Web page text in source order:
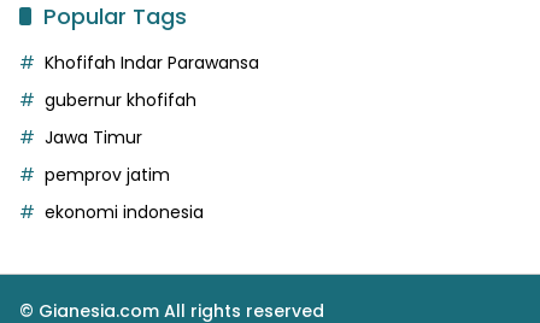
Popular Tags
Khofifah Indar Parawansa
gubernur khofifah
Jawa Timur
pemprov jatim
ekonomi indonesia
© Gianesia.com All rights reserved